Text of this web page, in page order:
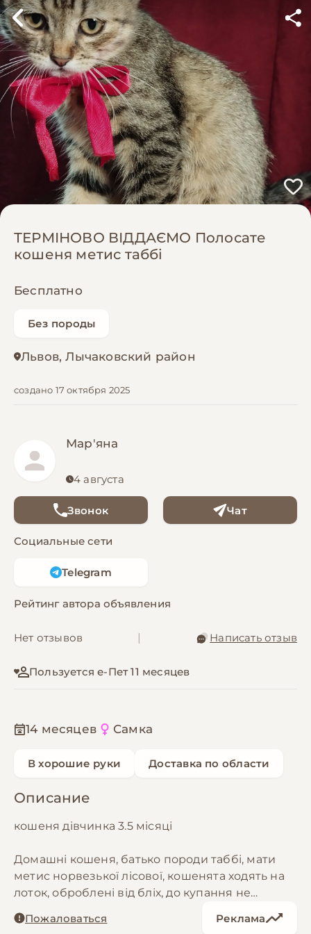
ТЕРМІНОВО ВІДДАЄМО Полосате
кошеня метис таббі
Бесплатно
Без породы
Львов, Лычаковский район
создано 17 октября 2025
Мар'яна
4 августа
Звонок Чат
Социальные сети
Telegram
Рейтинг автора объявления
Нет отзывов Написать отзыв
Пользуется е-Пет 11 месяцев
14 месяцев Самка
В хорошие руки Доставка по области
Описание
кошеня дівчинка 3.5 місяці
Домашні кошеня, батько породи таббі, мати
метис норвезької лісової, кошенята ходять на
лоток, оброблені від бліх, до купання не
яйця, варене м'ясо
Пожаловаться Реклама